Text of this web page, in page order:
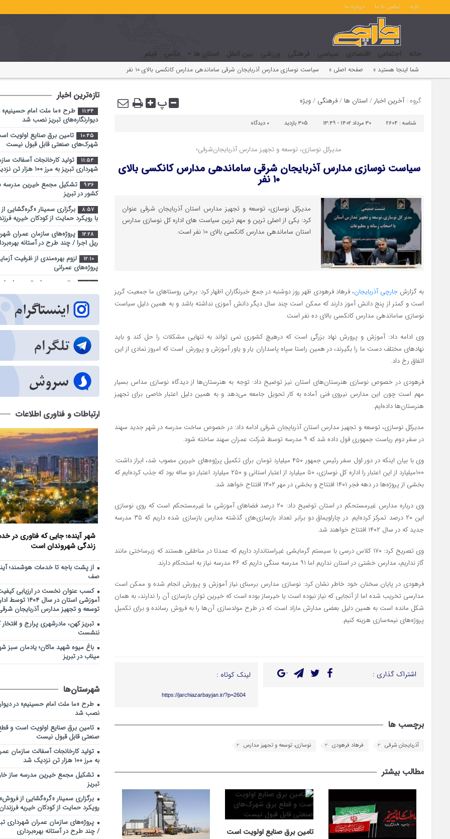
تازه تماس با ما درباره ما
خانه اجتماعی اقتصادی سیاسی فرهنگی ورزشی بین الملل استان ها عکس فیلم
شما اینجا هستید » صفحه اصلی » سیاست نوسازی مدارس آذربایجان شرقی ساماندهی مدارس کانکسی بالای ۱۰ نفر
گروه :آخرین اخبار / استان ها /فرهنگی /ویژه پ
شناسه : 2604 30 مرداد 1402 - 13:49 305 بازدید ۰ دیدگاه
مدیرکل نوسازی، توسعه و تجهیز مدارس آذربایجان‌شرقی؛
سیاست نوسازی مدارس آذربایجان شرقی ساماندهی مدارس کانکسی بالای
۱۰ نفر
مدیرکل نوسازی، توسعه و تجهیز مدارس استان آذربایجان شرقی عنوان
کرد: یکی از اصلی ترین و مهم ترین سیاست های اداره کل نوسازی مدارس
استان ساماندهی مدارس کانکسی بالای 10 نفر است.
به گزارشجارچی آذربایجان، فرهاد فرهودی ظهر روز دوشنبه در جمع خبرنگاران اظهار کرد: برخی روستاهای ما جمعیت گریز
است و کمتر از پنج دانش آموز دارند که ممکن است چند سال دیگر دانش آموزی نداشته باشد و به همین دلیل سیاست
نوسازی ساماندهی مدارس کانکسی بالای ده نفر است.
وی ادامه داد: آموزش و پرورش نهاد بزرگی است که درهیچ کشوری نمی تواند به تنهایی مشکلات را حل کند و باید
نهادهای مختلف دست ما را بگیرند، در همین راستا سپاه پاسداران یار و یاور آموزش و پرورش است که امروز نمادی از این
اتفاق رخ داد.
فرهودی در خصوص نوسازی هنرستان‌های استان نیز توضیح داد: توجه به هنرستان‌ها از دیدگاه نوسازی مداس بسیار
مهم است چون این مدارس نیروی فنی آماده به کار تحویل جامعه می‌دهد و به همین دلیل اعتبار خاصی برای تجهیز
هنرستان‌ها داده‌ایم.
مدیرکل نوسازی، توسعه و تجهیز مدارس استان آذربایجان شرقی ادامه داد: در خصوص ساخت مدرسه در شهر جدید سهند
در سفر دوم ریاست جمهوری قول داده شد که ۹ مدرسه توسط شرکت عمران سهند ساخته شود.
وی با بیان اینکه در دور اول سفر رئیس جمهور ۴۵۰ میلیارد تومان برای تکمیل پرژوه‌های خیرین مصوب شد، ابراز داشت:
۱۰۰میلیارد از این اعتبار را اداره کل نوسازی، ۵۰ میلیارد از اعتبار استانی و ۲۵۰ میلیارد اعتبار دو ساله بود که جذب کرده‌ایم که
بخشی از پروژه‌ها در دهه فجر ۱۴۰۱ افتتاح و بخشی در مهر ۱۴۰۲ افتتاح خواهد شد.
وی درباره مدارس غیرمستحکم در استان توضیح داد: ۲۰ درصد فضاهای آموزشی ما غیرمستحکم است که روی نوسازی
این ۲۰ درصد تمرکز کرده‌ایم. در چاراویماق دو برابر تعداد بازسازی‌های گذشته مدارس بازسازی شده داریم که ۳۵ مدرسه
جدید که در سال ۱۴۰۲ افتتاح خواهند شد.
وی تصریح کرد: ۱۷۰ کلاس درسی با سیستم گرمایشی غیراستاندارد داریم که عمدتا در مناطقی هستند که زیرساختی مانند
گاز نداریم، مدارس خشتی در استان نداریم اما ۹۱ مدرسه سنگی داریم که ۴۶ مدرسه نیاز به استحکام دارند.
فرهودی در پایان سخنان خود خاطر نشان کرد: نوسازی مدارس برمبنای نیاز آموزش و پرورش انجام شده و ممکن است
مدارسی تخریب شده اما از آنجایی که نیاز نبوده است یا خیرساز بوده است که خیرین توان بازسازی آن را ندارند، به همان
شکل مانده است به همین دلیل بعضی‌ مدارش مازاد است که در طرح مولدسازی آن‌ها را به فروش رسانده و برای تکمیل
پروژه‌های نیمه‌سازی هزینه کنیم.
اشتراک گذاری : لینک کوتاه :
https://jarchiazarbayjan.ir/?p=2604
برچسب ها
آذربایجان شرقی فرهاد فرهودی نوسازی، توسعه و تجهیز مدارس
مطالب بیشتر
تامین برق صنایع اولویت است
تازه‌ترین اخبار
11:34
طرح «ما ملت امام حسینیم»
دیوارنگاره‌های تبریز نصب شد
10:45
تامین برق صنایع اولویت
شهرک‌های صنعتی قابل قبول نیست
11:54
تولید کارخانجات آسفالت
شهرداری تبریز به مرز ۱۰۰ هزار تن نزدیک شد
9:36
تشکیل مجمع خیرین مدرسه
کشور در تبریز
8:57
برگزاری سمینار «گره‌گشایی
با رویکرد حمایت از کودکان خیریه
12:28
پروژه‌های سازمان عمران
ریل اجرا / چند طرح در آستانه
12:10
لزوم بهره‌مندی از ظرفیت
پروژه‌های عمرانی
11:52
برنامه‌ریزی برای تسریع
خدماتی سوسنگرد
14:35
کارنامه یک‌ساله بهزیستی
مسکن و اشتغال تا کاهش آسیب‌های
9:23
شهر آینده؛ جایی که فناوری
زندگی شهروندان است
اراضی راه آهن در محدوده
ساماندهی می شود
14:41
عبور از بحران جنگ در سایه
ارکان حکومت میسر شد
هفته دولت به بهره ‌برداری می‌ رسد
12:29
تبریز زیر فشار گرما و
درباره روزهای سرنوشت‌ساز تابستان
11:27 جهاد خدمت در محلات
10:36
اطلاع‌رسانی درست و حرفه‌ای
بحران، موجب آرامش افکار عمومی
11:48
مرکز خدماتی و رفاهی جدید
راه اندازی می شود
10:30
افزایش محدوده تردد
استان‌های شمال و شمال‌غرب کشور
9:27
دنبال می‌شود
9:20
از پشت باجه تا خدمات
بدون صف
ارتباطات و فناوری اطلاعات
شهر آینده؛ جایی که فناوری در
زندگی شهروندان است
از پشت باجه تا خدمات هوشمند؛
صف
کسب عنوان نخست در ارزیابی
آموزشی استان در
توسعه و تجهیز مدارس آذربایجان
تبریز کهن، مادرشهری پرارج و افتخار
ننشست
باغ میوه شهید ماکان؛ یادمان سبز
میناب در تبریز
شهرستان‌ها
طرح «ما ملت امام حسینیم» در
نصب شد
تامین برق صنایع اولویت است و
صنعتی قابل قبول نیست
تولید کارخانجات آسفالت سازمان
به مرز ۱۰۰ هزار تن نزدیک شد
تشکیل مجمع خیرین مدرسه ‌ساز
تبریز
برگزاری سمینار «گره‌گشایی از فروش»
رویکرد حمایت از کودکان خیریه
پروژه‌های سازمان عمران شهرداری
/ چند طرح در آستانه بهره‌برداری